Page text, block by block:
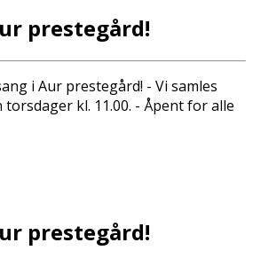
prestegård!
i Aur prestegård! - Vi samles
kl. 11.00. - Åpent for alle
prestegård!